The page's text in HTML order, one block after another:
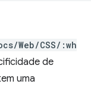
Web/CSS/:wh
de
uma